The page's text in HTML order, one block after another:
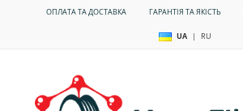
ОПЛАТА ТА ДОСТАВКА ГАРАНТІЯ ТА ЯКІСТЬ
UA | RU